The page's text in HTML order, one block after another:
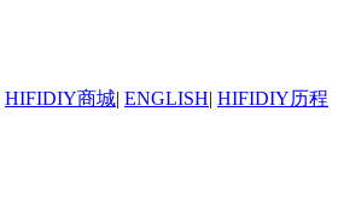
HIFIDIY商城| ENGLISH| HIFIDIY历程